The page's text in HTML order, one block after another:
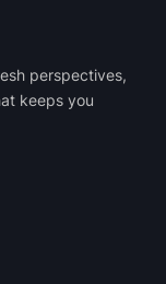
perspectives,
keeps you